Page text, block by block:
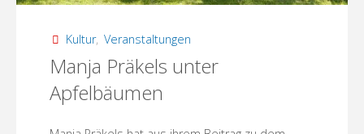
Kultur, Veranstaltungen
Manja Präkels unter
Apfelbäumen